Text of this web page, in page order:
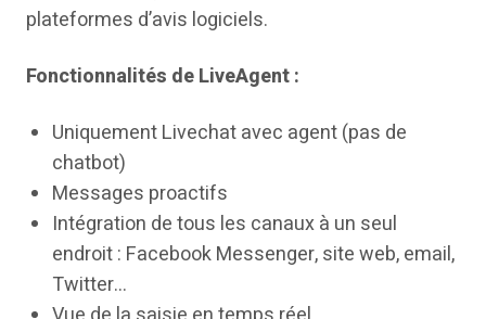
plateformes d’avis logiciels.
Fonctionnalités de LiveAgent :
Uniquement Livechat avec agent (pas de
chatbot)
Messages proactifs
Intégration de tous les canaux à un seul
endroit : Facebook Messenger, site web, email,
Twitter…